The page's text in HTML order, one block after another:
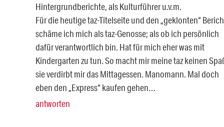
Hintergrundberichte, als Kulturführer u.v.m.
Für die heutige taz-Titelseite und den „geklonten“
schäme ich mich als taz-Genosse; als ob ich persönlich
dafür verantwortlich bin. Hat für mich eher was mit
Kindergarten zu tun. So macht mir meine taz keinen
sie verdirbt mir das Mittagessen. Manomann. Mal doch
eben den „Express“ kaufen gehen…
antworten